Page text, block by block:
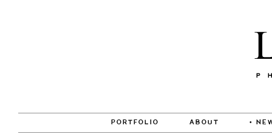
PORTFOLIO ABOUT •